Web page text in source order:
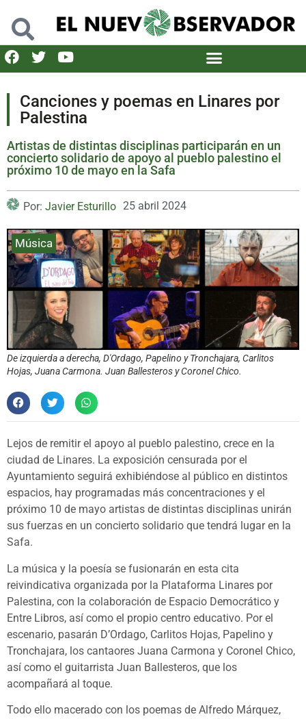
Canciones y poemas en Linares por
Palestina
Artistas de distintas disciplinas participarán en un
concierto solidario de apoyo al pueblo palestino el
próximo 10 de mayo en la Safa
Por: Javier Esturillo 25 abril 2024
Música
De izquierda a derecha, D'Ordago, Papelino y Tronchajara, Carlitos
Hojas, Juana Carmona. Juan Ballesteros y Coronel Chico.
Lejos de remitir el apoyo al pueblo palestino, crece en la
ciudad de Linares. La exposición censurada por el
Ayuntamiento seguirá exhibiéndose al público en distintos
espacios, hay programadas más concentraciones y el
próximo 10 de mayo artistas de distintas disciplinas unirán
sus fuerzas en un concierto solidario que tendrá lugar en la
Safa.
La música y la poesía se fusionarán en esta cita
reivindicativa organizada por la Plataforma Linares por
Palestina, con la colaboración de Espacio Democrático y
Entre Libros, así como el propio centro educativo. Por el
escenario, pasarán D’Ordago, Carlitos Hojas, Papelino y
Tronchajara, los cantaores Juana Carmona y Coronel Chico,
así como el guitarrista Juan Ballesteros, que los
acompañará al toque.
Todo ello macerado con los poemas de Alfredo Márquez,